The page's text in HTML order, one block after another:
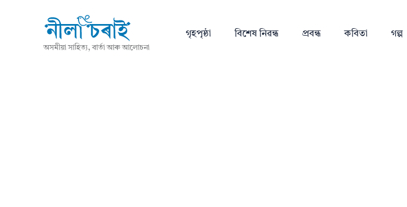
অসমীয়া সাহিত্য, বাৰ্তা আৰু আলোচনা
গৃহপৃষ্ঠা বিশেষ নিৱন্ধ প্ৰবন্ধ কবিতা গল্প